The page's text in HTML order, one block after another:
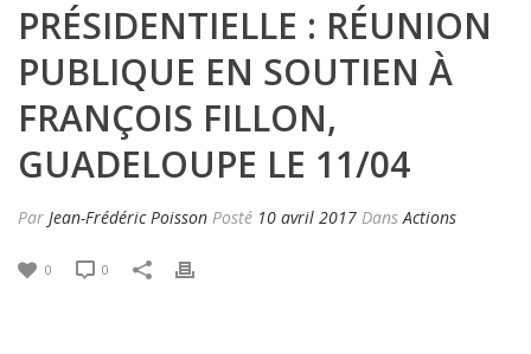
PRÉSIDENTIELLE : RÉUNION
PUBLIQUE EN SOUTIEN À
FRANÇOIS FILLON,
GUADELOUPE LE 11/04
Par Jean-Frédéric Poisson Posté 10 avril 2017 DansActions
0 0